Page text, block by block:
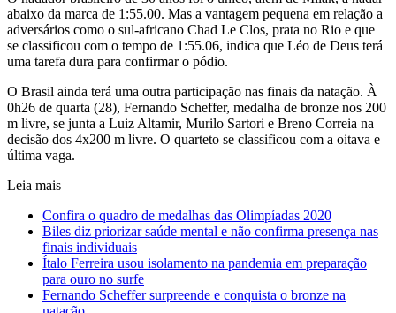
abaixo da marca de 1:55.00. Mas a vantagem pequena em relação a
adversários como o sul-africano Chad Le Clos, prata no Rio e que
se classificou com o tempo de 1:55.06, indica que Léo de Deus terá
uma tarefa dura para confirmar o pódio.
O Brasil ainda terá uma outra participação nas finais da natação. À
0h26 de quarta (28), Fernando Scheffer, medalha de bronze nos 200
m livre, se junta a Luiz Altamir, Murilo Sartori e Breno Correia na
decisão dos 4x200 m livre. O quarteto se classificou com a oitava e
última vaga.
Leia mais
Confira o quadro de medalhas das Olimpíadas 2020
Biles diz priorizar saúde mental e não confirma presença nas
finais individuais
Ítalo Ferreira usou isolamento na pandemia em preparação
para ouro no surfe
Fernando Scheffer surpreende e conquista o bronze na